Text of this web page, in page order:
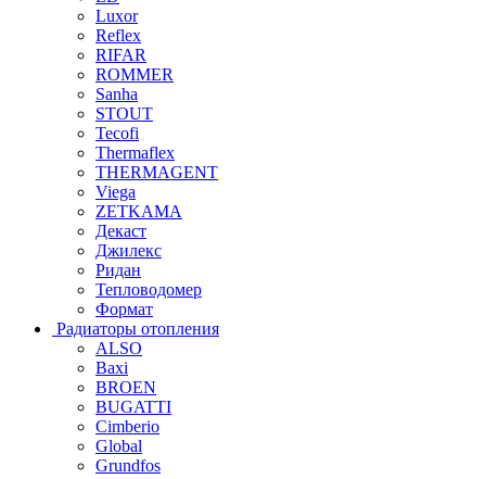
Luxor
Reflex
RIFAR
ROMMER
Sanha
STOUT
Tecofi
Thermaflex
THERMAGENT
Viega
ZETKAMA
Декаст
Джилекс
Ридан
Тепловодомер
Формат
Радиаторы отопления
ALSO
Baxi
BROEN
BUGATTI
Cimberio
Global
Grundfos